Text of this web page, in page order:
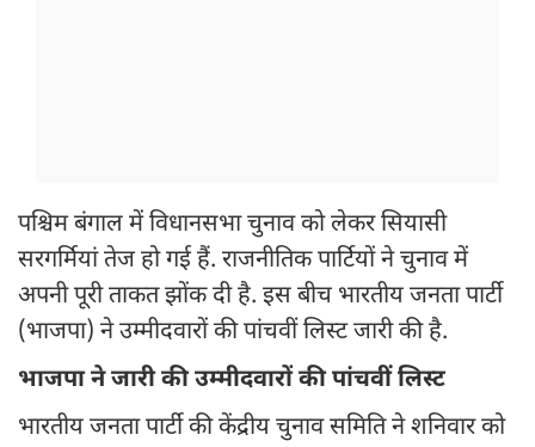
पश्चिम बंगाल में विधानसभा चुनाव को लेकर सियासी
सरगर्मियां तेज हो गई हैं. राजनीतिक पार्टियों ने चुनाव में
अपनी पूरी ताकत झोंक दी है. इस बीच भारतीय जनता पार्टी
(भाजपा) ने उम्मीदवारों की पांचवीं लिस्ट जारी की है.
भाजपा ने जारी की उम्मीदवारों की पांचवीं लिस्ट
भारतीय जनता पार्टी की केंद्रीय चुनाव समिति ने शनिवार को